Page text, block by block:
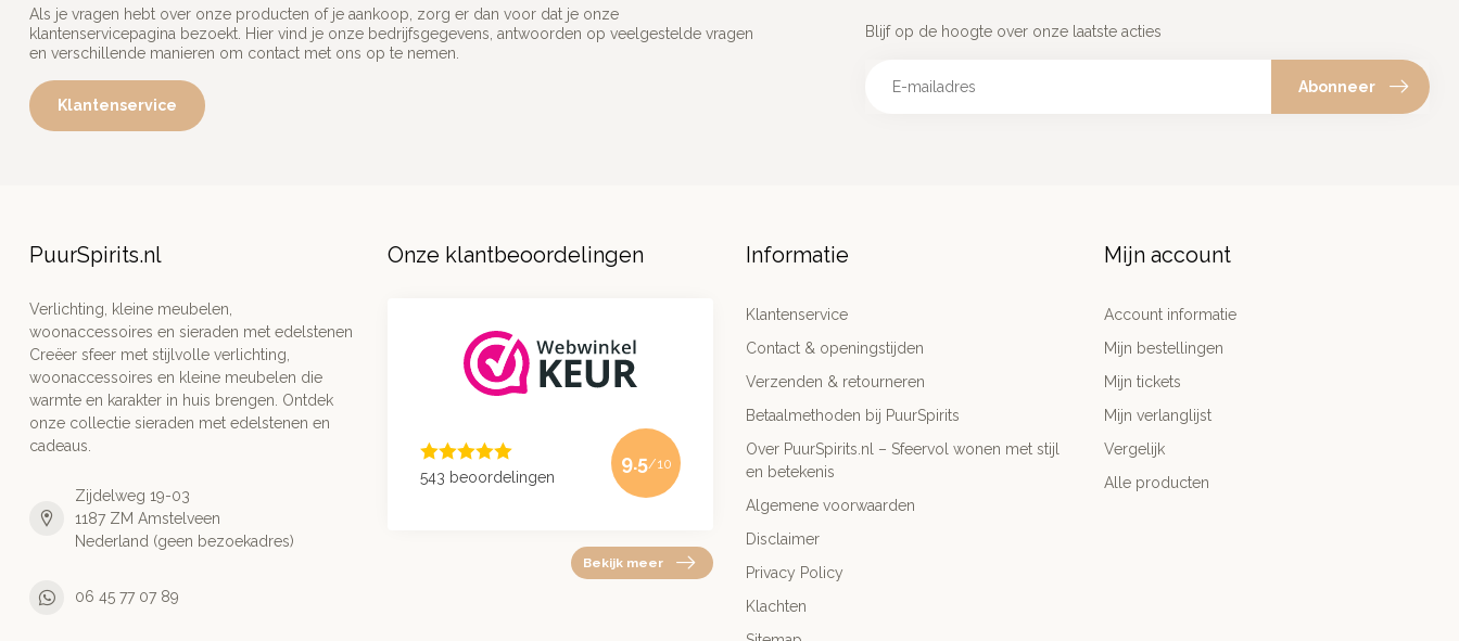
Als je vragen hebt over onze producten of je aankoop, zorg er dan voor dat je onze
klantenservicepagina bezoekt. Hier vind je onze bedrijfsgegevens, antwoorden op veelgestelde vragen
en verschillende manieren om contact met ons op te nemen.
Klantenservice
Blijf op de hoogte over onze laatste acties
Abonneer
PuurSpirits.nl
Verlichting, kleine meubelen,
woonaccessoires en sieraden met edelstenen
Creëer sfeer met stijlvolle verlichting,
woonaccessoires en kleine meubelen die
warmte en karakter in huis brengen. Ontdek
onze collectie sieraden met edelstenen en
cadeaus.
Zijdelweg 19-03
1187 ZM Amstelveen
Nederland (geen bezoekadres)
06 45 77 07 89
Onze klantbeoordelingen
543 beoordelingen
9.5/10
Bekijk meer
Informatie
Klantenservice
Contact & openingstijden
Verzenden & retourneren
Betaalmethoden bij PuurSpirits
Over PuurSpirits.nl – Sfeervol wonen met stijl
en betekenis
Algemene voorwaarden
Disclaimer
Privacy Policy
Klachten
Mijn account
Account informatie
Mijn bestellingen
Mijn tickets
Mijn verlanglijst
Vergelijk
Alle producten